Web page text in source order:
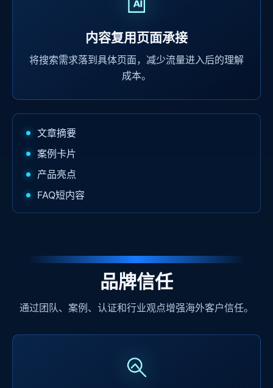
内容复用页面承接
将搜索需求落到具体页面，减少流量进入后的理解
成本。
文章摘要
案例卡片
产品亮点
FAQ短内容
品牌信任
通过团队、案例、认证和行业观点增强海外客户信任。